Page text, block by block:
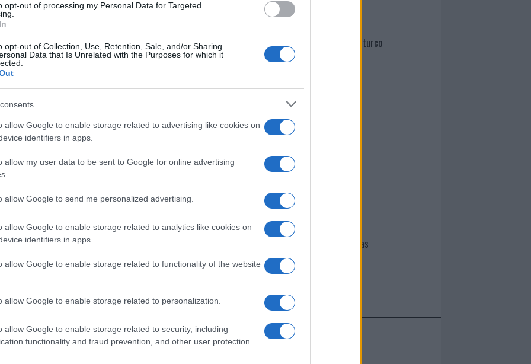
opt-out of processing my Personal Data for Targeted
opt-out of Collection, Use, Retention, Sale, and/or Sharing
Data that Is Unrelated with the Purposes for which it
allow Google to enable storage related to advertising like cookies on
identifiers in apps.
allow my user data to be sent to Google for online advertising
allow Google to send me personalized advertising.
allow Google to enable storage related to analytics like cookies on
identifiers in apps.
allow Google to enable storage related to functionality of the website
allow Google to enable storage related to personalization.
allow Google to enable storage related to security, including
functionality and fraud prevention, and other user protection.
nella sezione
Prossimo articolo
Martina Agostina Diturco
I nostri cari
I nostri cari
Giovannimaria Cabras
Invia un Comunicato Stampa|Pubblicità|Segnala